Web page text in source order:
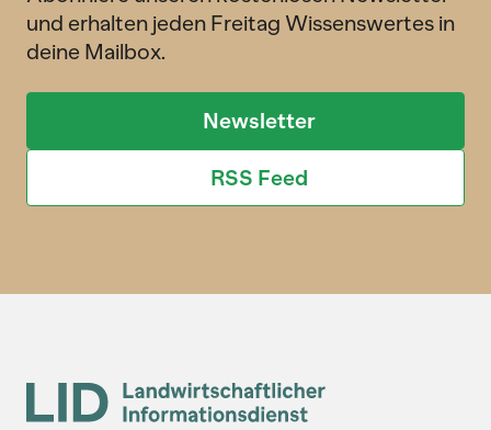
und erhalten jeden Freitag Wissenswertes in
deine Mailbox.
Newsletter
RSS Feed